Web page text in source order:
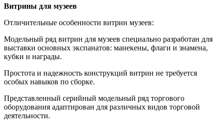
Витрины для музеев
Отличительные особенности витрин музеев:
Модельный ряд витрин для музеев специально разработан для
выставки основных экспанатов: манекены, флаги и знамена,
кубки и награды.
Простота и надежность конструкций витрин не требуется
особых навыков по сборке.
Представленный серийный модельный ряд торгового
оборудования адаптирован для различных видов торговой
деятельности.